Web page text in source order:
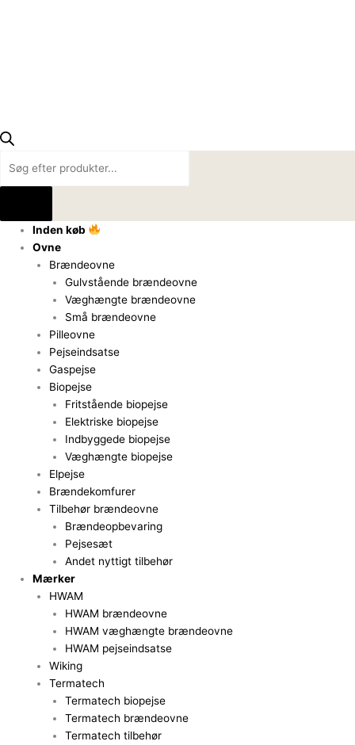
Inden køb
Ovne
Brændeovne
Gulvstående brændeovne
Væghængte brændeovne
Små brændeovne
Pilleovne
Pejseindsatse
Gaspejse
Biopejse
Fritstående biopejse
Elektriske biopejse
Indbyggede biopejse
Væghængte biopejse
Elpejse
Brændekomfurer
Tilbehør brændeovne
Brændeopbevaring
Pejsesæt
Andet nyttigt tilbehør
Mærker
HWAM
HWAM brændeovne
HWAM væghængte brændeovne
HWAM pejseindsatse
Wiking
Termatech
Termatech biopejse
Termatech brændeovne
Termatech tilbehør